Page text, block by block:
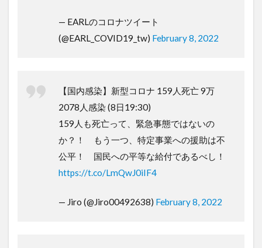
— EARLのコロナツイート
(@EARL_COVID19_tw) February 8, 2022
【国内感染】新型コロナ 159人死亡 9万
2078人感染 (8日19:30)
159人も死亡って、緊急事態ではないの
か？！ もう一つ、特定事業への援助は不
公平！ 国民への平等な給付であるべし！
https://t.co/LmQwJ0iIF4
— Jiro (@Jiro00492638) February 8, 2022